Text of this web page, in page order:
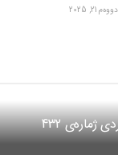
2025
432